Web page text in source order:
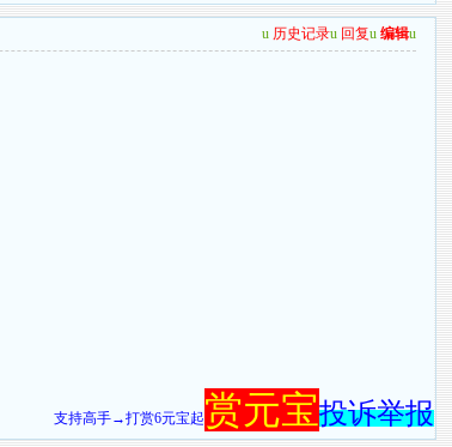
u 历史记录u 回复u 编辑u
支持高手→打赏6元宝起赏元宝投诉举报